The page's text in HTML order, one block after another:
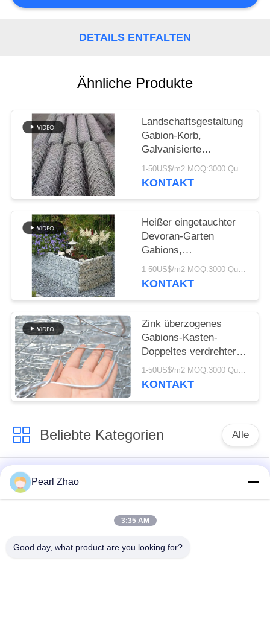
NEUIGKEITEN
DATENSCHUTZRICHTLINIE
DETAILS ENTFALTEN
Ähnliche Produkte
Landschaftsgestaltung
Gabion-Korb,
Galvanisierte
Sechseckdrahtnetze
Box für dekorative und
1-50US$/m2 MOQ:3000 Quadratmeter
KONTAKT
Heißer eingetauchter
Devoran-Garten
Gabions,
Schweißungs-
Maschen-Platten-Probe
1-50US$/m2 MOQ:3000 Quadratmeter
KONTAKT
Zink überzogenes
Gabions-Kasten-
Doppeltes verdrehter
sechseckiger Gabions-
Maschendraht
1-50US$/m2 MOQ:3000 Quadratmeter
KONTAKT
Beliebte Kategorien Alle
Metall-gabion Körbe
dekorativer
Pearl Zhao
3:35 AM
Good day, what product are you looking for?